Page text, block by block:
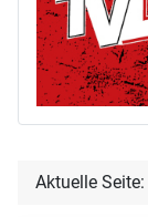
Aktuelle Seite: